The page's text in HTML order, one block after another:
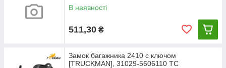
В наявності
511,30 ₴
Замок багажника 2410 с ключом
[TRUCKMAN], 31029-5606110 TC